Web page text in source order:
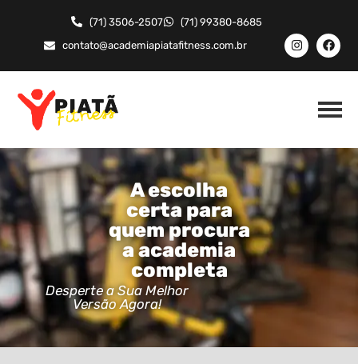
(71) 3506-2507
(71) 99380-8685
contato@academiapiatafitness.com.br
A escolha
certa para
quem procura
a academia
completa
Desperte a Sua Melhor
Versão Agora!